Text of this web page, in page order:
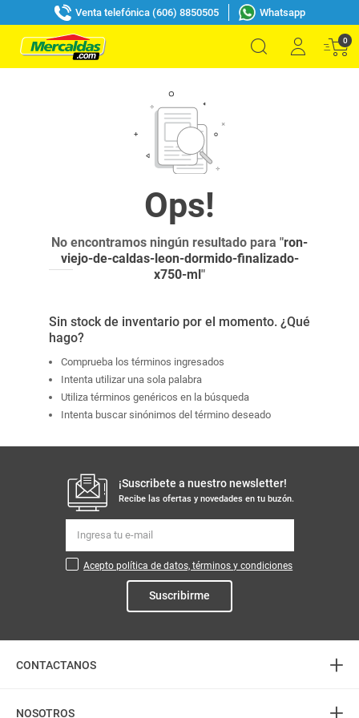
Venta telefónica (606) 8850505 Whatsapp
0
No encontramos ningún resultado para "ron-
viejo-de-caldas-leon-dormido-finalizado-
x750-ml"
Sin stock de inventario por el momento. ¿Qué
hago?
Comprueba los términos ingresados
Intenta utilizar una sola palabra
Utiliza términos genéricos en la búsqueda
Intenta buscar sinónimos del término deseado
¡Suscribete a nuestro newsletter!
Recibe las ofertas y novedades en tu buzón.
Acepto política de datos, términos y condiciones
Suscribirme
CONTACTANOS +
Atención telefónica
NOSOTROS